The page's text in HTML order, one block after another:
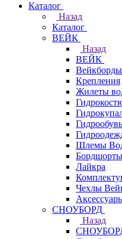
Каталог
Назад
Каталог
ВЕЙК
Назад
ВЕЙК
Вейкборды
Крепления
Жилеты
Гидрообувь
Шлемы
Бордшорты
Лайкра
Чехлы
СНОУБОРД
Назад